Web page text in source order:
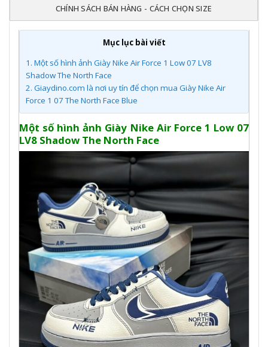
CHÍNH SÁCH BÁN HÀNG - CÁCH CHỌN SIZE
Mục lục bài viết
1. Một số hình ảnh Giày Nike Air Force 1 Low 07 LV8
Shadow The North Face
2. Giaydino.com là nơi uy tín để chọn mua Giày Nike Air
Force 1 07 The North Face Blue
Một số hình ảnh Giày Nike Air Force 1 Low 07
LV8 Shadow The North Face